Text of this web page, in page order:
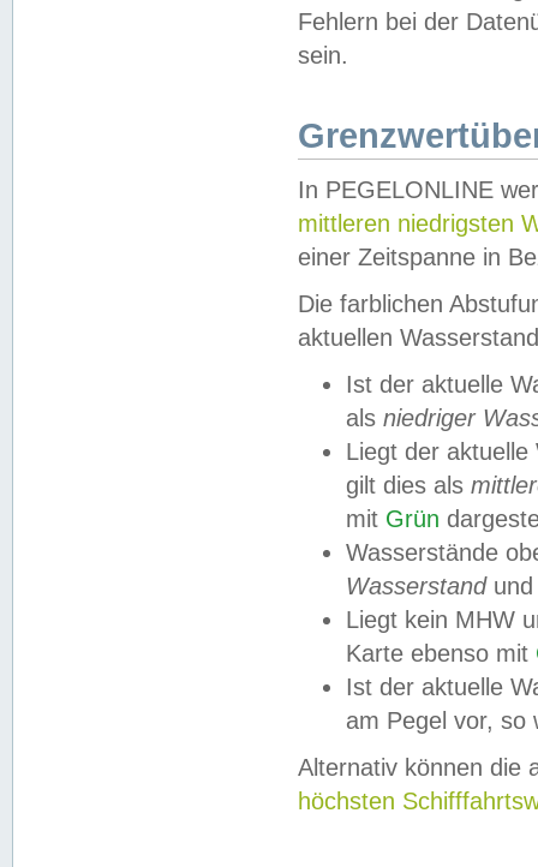
Fehlern bei der
sein.
In PEGELONLINE
mittleren niedrigsten
einer Zeitspanne in
Die farblichen
aktuellen
Ist der aktuelle
als niedriger
Liegt der
gilt dies als
mit Grün
Wasserstände
Wasserstandund
Liegt kein MHW
Karte ebenso mit
Ist der aktuelle
am Pegel vor,
Alternativ können die
höchsten